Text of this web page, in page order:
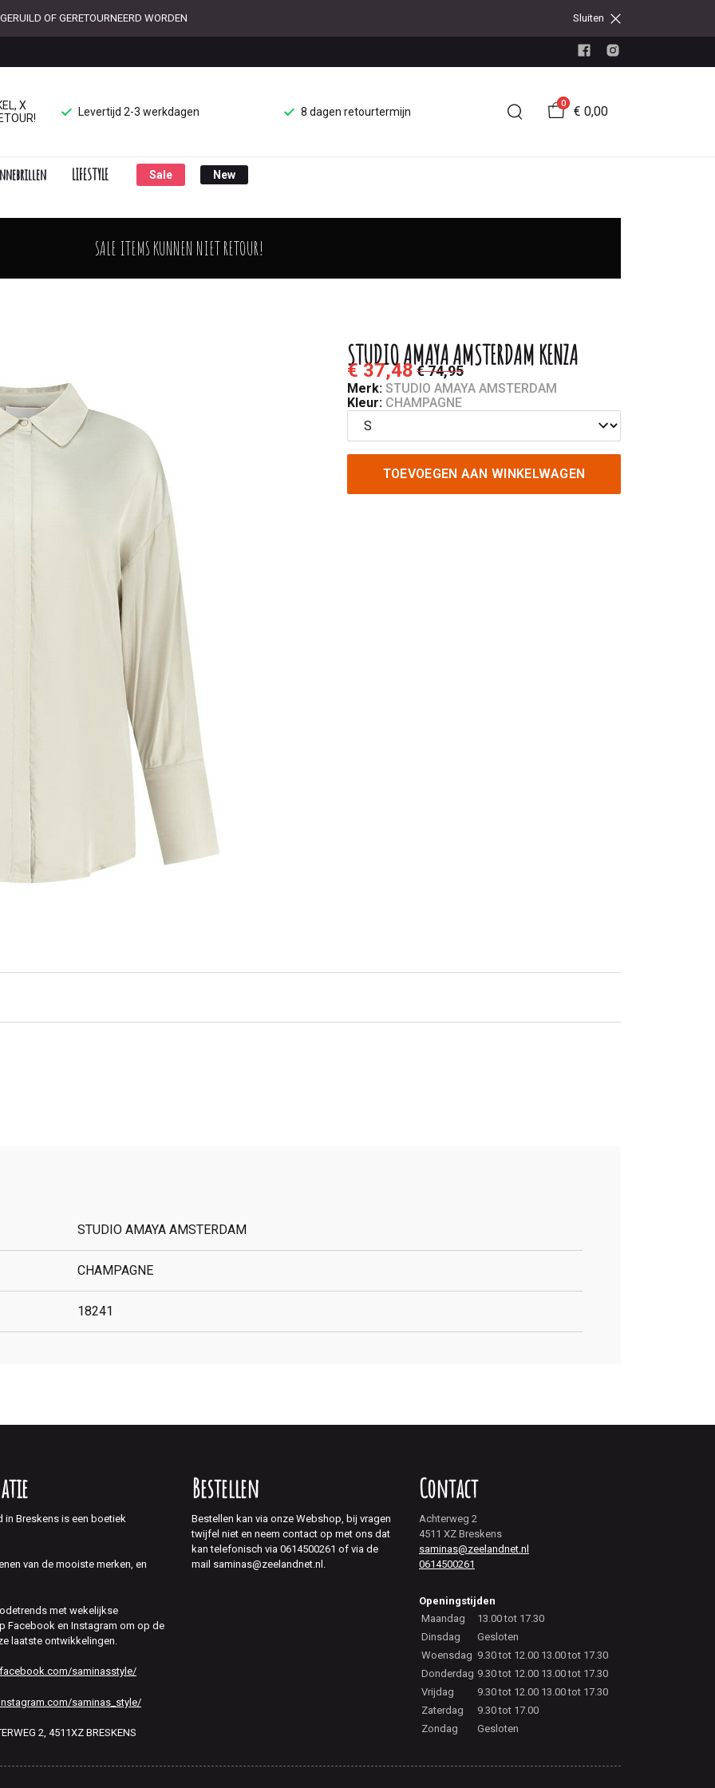
OF GERETOURNEERD WORDEN Sluiten
X
Levertijd 2-3 werkdagen 8 dagen retourtermijn
0
€ 0,00
LIFESTYLE Sale New
SALE ITEMS KUNNEN NIET RETOUR!
STUDIO AMAYA AMSTERDAM KENZA
€ 37,48€ 74,95
Merk: STUDIO AMAYA AMSTERDAM
Kleur: CHAMPAGNE
TOEVOEGEN AAN WINKELWAGEN
STUDIO AMAYA AMSTERDAM
CHAMPAGNE
18241
in Breskens is een boetiek
van de mooiste merken, en
met wekelijkse
Facebook en Instagram om op de
laatste ontwikkelingen.
saminasstyle/
saminas_style/
2, 4511XZ BRESKENS
Bestellen
Bestellen kan via onze Webshop, bij vragen
twijfel niet en neem contact op met ons dat
kan telefonisch via 0614500261 of via de
mail saminas@zeelandnet.nl.
Contact
Achterweg 2
4511 XZ Breskens
saminas@zeelandnet.nl
0614500261
Openingstijden
Maandag
13.00 tot 17.30
Dinsdag
Gesloten
Woensdag 9.30 tot 12.00 13.00 tot 17.30
Donderdag 9.30 tot 12.00 13.00 tot 17.30
Vrijdag
9.30 tot 12.00 13.00 tot 17.30
Zaterdag
9.30 tot 17.00
Zondag
Gesloten